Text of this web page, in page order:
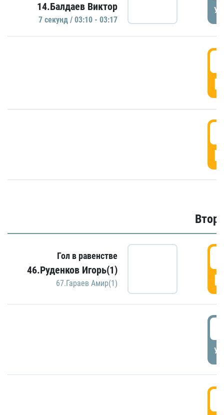
14.Балдаев Виктор
7 секунд / 03:10 - 03:17
Гол в равенстве
46.Руденков Игорь(1)
67.Гараев Амир(1)